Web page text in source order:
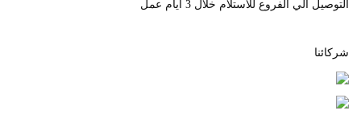
التوصيل الي الفروع للاستلام خلال 3 ايام عمل
شركائنا